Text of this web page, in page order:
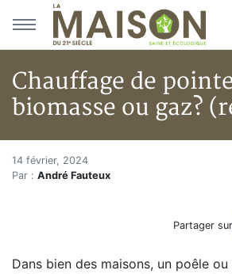
Aller au menu principal
Aller au contenu principal
Chauffage de
biomasse ou gaz?
Accueil
Articles
Chauffage de pointe : biomasse
Chauffage de
14 février, 2024
Par : André Fauteux
Partager sur
Dans bien des maisons, un poêle